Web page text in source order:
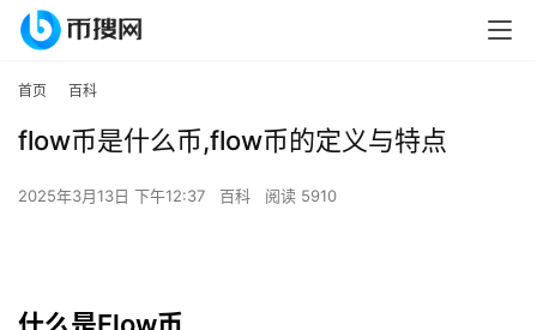
首页 百科
flow币是什么币,flow币的定义与特点
2025年3月13日 下午12:37 百科 阅读 5910